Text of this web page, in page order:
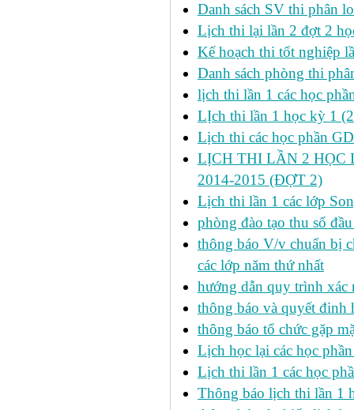
Danh sách SV thi phân
Lịch thi lại lần 2 đợt 2
Kế hoạch thi tốt nghiệp
Danh sách phòng thi
lịch thi lần 1 các học
LỊch thi lần 1 học kỳ 1
Lịch thi các học phần
LỊCH THI LẦN 2
2014-2015 (ĐỢT 2)
Lịch thi lần 1 các lớp
phòng đào tạo thu sổ
thông báo V/v chuẩn bị
các lớp năm thứ nhất
hướng dẫn quy trình xác
thông báo và quyết đinh
thông báo tổ chức gặp
Lịch học lại các học
Lịch thi lần 1 các học
Thông báo lịch thi lần 1